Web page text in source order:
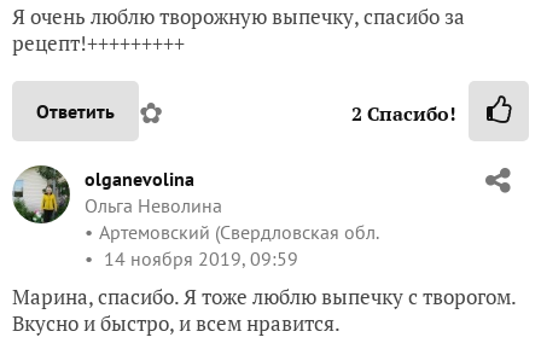
Я очень люблю творожную выпечку, спасибо за
рецепт!+++++++++
Ответить ✿ 2 Спасибо!
olganevolina
Ольга Неволина
Артемовский (Свердловская обл.
14 ноября 2019, 09:59
Марина, спасибо. Я тоже люблю выпечку с творогом.
Вкусно и быстро, и всем нравится.